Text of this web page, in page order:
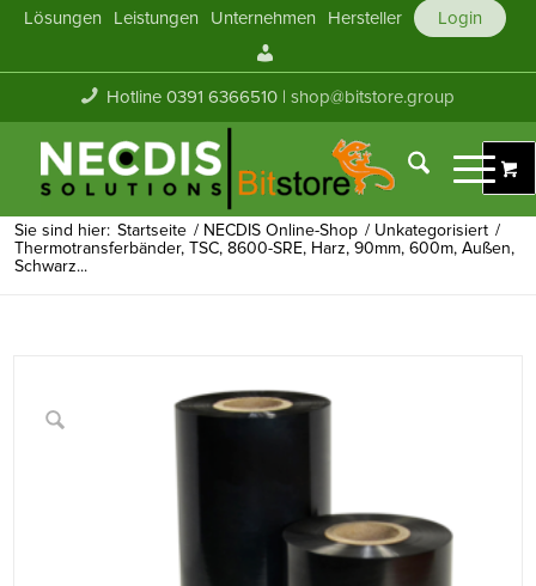
Lösungen Leistungen Unternehmen Hersteller
Login
Konto
Hotline 0391 6366510 |shop@bitstore.group
Sie sind hier: Startseite / NECDIS Online-Shop / Unkategorisiert /
Thermotransferbänder, TSC, 8600-SRE, Harz, 90mm, 600m, Außen,
Schwarz...